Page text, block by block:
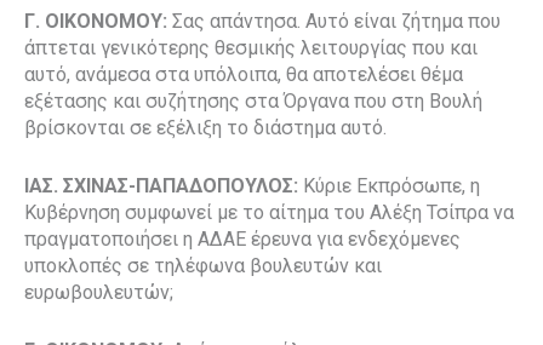
Γ. ΟΙΚΟΝΟΜΟΥ: Σας απάντησα. Αυτό είναι ζήτημα που
άπτεται γενικότερης θεσμικής λειτουργίας που και
αυτό, ανάμεσα στα υπόλοιπα, θα αποτελέσει θέμα
εξέτασης και συζήτησης στα Όργανα που στη Βουλή
βρίσκονται σε εξέλιξη το διάστημα αυτό.
ΙΑΣ. ΣΧΙΝΑΣ-ΠΑΠΑΔΟΠΟΥΛΟΣ: Κύριε Εκπρόσωπε, η
Κυβέρνηση συμφωνεί με το αίτημα του Αλέξη Τσίπρα να
πραγματοποιήσει η ΑΔΑΕ έρευνα για ενδεχόμενες
υποκλοπές σε τηλέφωνα βουλευτών και
ευρωβουλευτών;